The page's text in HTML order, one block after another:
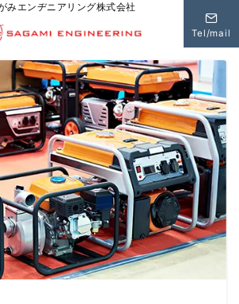
みエンヂニアリング株式会社
Tel/mail